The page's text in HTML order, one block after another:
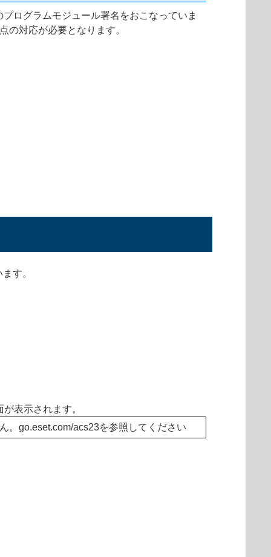
ログラムモジュール署名をおこなっていま
の対応が必要となります。
す。
表示されます。
。go.eset.com/acs23を参照してください